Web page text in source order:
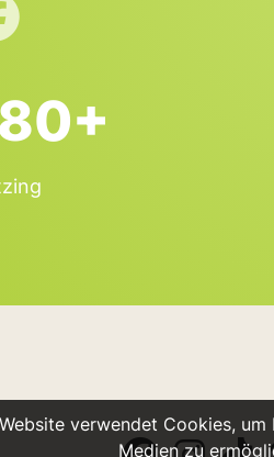
verwendet Cookies,
Medien zu